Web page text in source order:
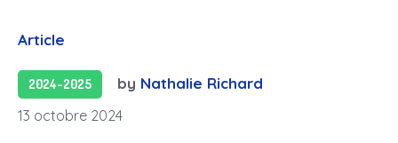
Article
2024-2025 by Nathalie Richard
13 octobre 2024